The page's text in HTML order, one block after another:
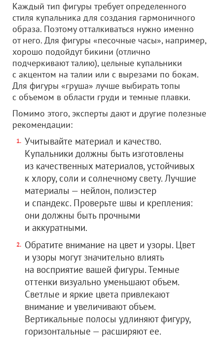
Каждый тип фигуры требует определенного
стиля купальника для создания гармоничного
образа. Поэтому отталкиваться нужно именно
от него. Для фигуры «песочные часы», например,
хорошо подойдут бикини (отлично
подчеркивают талию), цельные купальники
с акцентом на талии или с вырезами по бокам.
Для фигуры «груша» лучше выбирать топы
с объемом в области груди и темные плавки.
Помимо этого, эксперты дают и другие полезные
рекомендации:
Учитывайте материал и качество.
Купальники должны быть изготовлены
из качественных материалов, устойчивых
к хлору, соли и солнечному свету. Лучшие
материалы — нейлон, полиэстер
и спандекс. Проверьте швы и крепления:
они должны быть прочными
и аккуратными.
Обратите внимание на цвет и узоры. Цвет
и узоры могут значительно влиять
на восприятие вашей фигуры. Темные
оттенки визуально уменьшают объем.
Светлые и яркие цвета привлекают
внимание и увеличивают объем.
Вертикальные полосы удлиняют фигуру,
горизонтальные — расширяют ее.